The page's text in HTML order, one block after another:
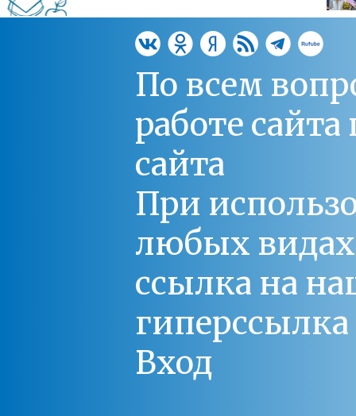
По всем
работе
сайта
При
любых
ссылка на
Вход